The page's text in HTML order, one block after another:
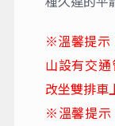
階兩旁一
方，富有
瞰清邁市的
船遊湄濱河